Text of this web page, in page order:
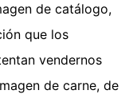
de catálogo,
que los
vendernos
de carne, de